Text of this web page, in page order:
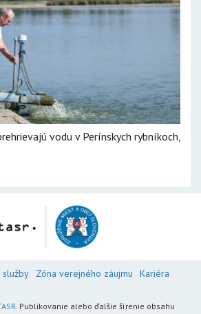
vodu v Perínskych rybníkoch,
služby Zóna verejného záujmu
Kariéra
. Publikovanie alebo ďalšie šírenie obsahu